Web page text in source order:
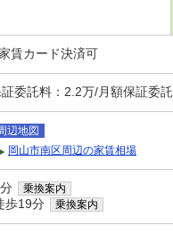
賃カード決済可
委託料：2.2万/月額保証委
辺地図
岡山市南区周辺の家賃相場
乗換案内
歩19分 乗換案内